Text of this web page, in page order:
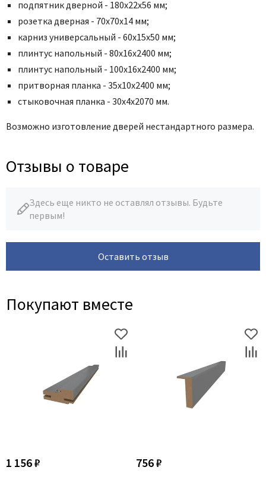
подпятник дверной - 180х22х56 мм;
розетка дверная - 70х70х14 мм;
карниз универсальный - 60x15x50 мм;
плинтус напольный - 80x16x2400 мм;
плинтус напольный - 100x16x2400 мм;
притворная планка - 35x10x2400 мм;
стыковочная планка - 30х4х2070 мм.
Возможно изготовление дверей нестандартного размера.
Отзывы о товаре
Здесь еще никто не оставлял отзывы. Будьте
первым!
Оставить отзыв
Покупают вместе
1 156 ₽ 756 ₽